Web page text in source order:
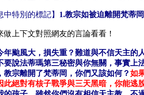
中特別的標記】 1.教宗如被迫離開梵蒂
做上下文對照網友的言論看看！
年颱風大，損失重？難道與不信天主的
要說法蒂瑪第三秘密與你無關，事實上
教宗離開了梵蒂岡，你們又該如何？如
此絕對有核子戰爭與三天黑暗，你能逃